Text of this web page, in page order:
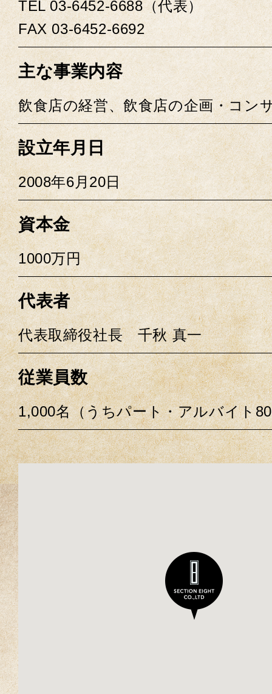
TEL 03-6452-6688（代表）
FAX 03-6452-6692
主な事業内容
飲食店の経営、飲食店の企画・コン
設立年月日
2008年6月20日
資本金
1000万円
代表者
代表取締役社長 千秋 真一
従業員数
1,000名（うちパート・アルバイト